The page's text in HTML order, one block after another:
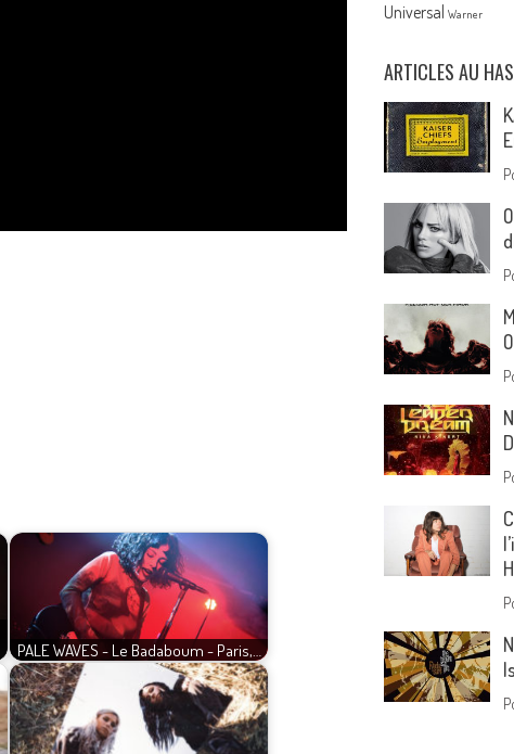
PALE WAVES - Le Badaboum - Paris,…
Universal Warner
ARTICLES AU